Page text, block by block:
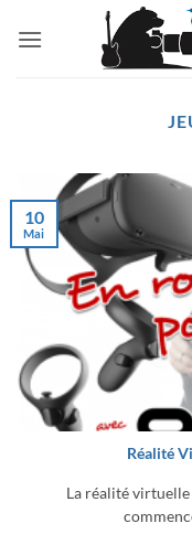
Réalité
La réalité virtuelle
10
Mai